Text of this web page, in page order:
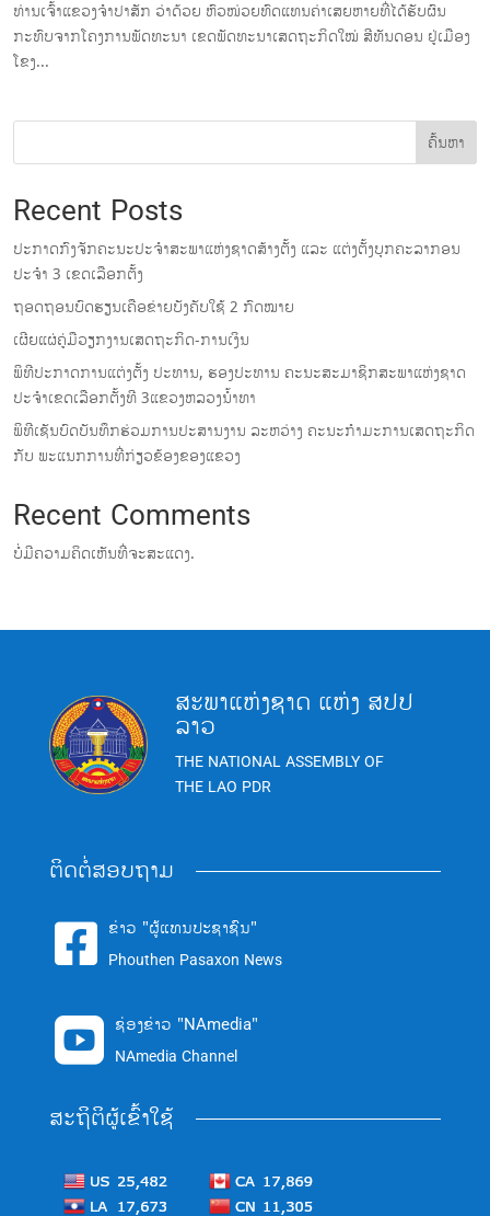
ທ່ານເຈົ້າແຂວງຈໍາປາສັກ ວ່າດ້ວຍ ຫົວໜ່ວຍທົດແທນຄ່າເສຍຫາຍທີ່ໄດ້ຮັບຜົນ
ກະທົບຈາກໂຄງການພັດທະນາ ເຂດພັດທະນາເສດຖະກິດໃໝ່ ສີທັນດອນ ຢູ່ເມືອງ
ໂຂງ...
ຄົ້ນຫາ
Recent Posts
ປະກາດກົງຈັກຄະນະປະຈໍາສະພາແຫ່ງຊາດສ້າງຕັ້ງ ແລະ ແຕ່ງຕັ້ງບຸກຄະລາກອນ
ປະຈໍາ 3 ເຂດເລືອກຕັ້ງ
ຖອດຖອນບົດຮຽນເຄືອຂ່າຍບັງຄັບໃຊ້ 2 ກົດໝາຍ
ເຜີຍແຜ່ຄູ່ມືວຽກງານເສດຖະກິດ-ການເງິນ
ພິທີປະກາດການແຕ່ງຕັ້ງ ປະທານ, ຮອງປະທານ ຄະນະສະມາຊິກສະພາແຫ່ງຊາດ
ປະຈຳເຂດເລືອກຕັ້ງທີ 3ແຂວງຫລວງນ້ຳທາ
ພິທີເຊັນບົດບັນທຶກຮ່ວມການປະສານງານ ລະຫວ່າງ ຄະນະກຳມະການເສດຖະກິດ
ກັບ ພະແນກການທີ່ກ່ຽວຂ້ອງຂອງແຂວງ
Recent Comments
ບໍ່ມີຄວາມຄິດເຫັນທີ່ຈະສະແດງ.
ສະພາແຫ່ງຊາດ ແຫ່ງ ສປປ
ລາວ
THE NATIONAL ASSEMBLY OF
THE LAO PDR
ຕິດຕໍ່ສອບຖາມ
 ຂ່າວ "ຜູ້ແທນປະຊາຊົນ"
Phouthen Pasaxon News
 ຊ່ອງຂ່າວ "NAmedia"
NAmedia Channel
ສະຖິຕິຜູ້ເຂົ້າໃຊ້